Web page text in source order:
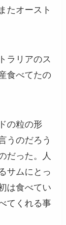
たオースト
ラリアのス
食べてたの
の粒の形
うのだろう
だった。人
サムにとっ
は食べてい
てくれる事